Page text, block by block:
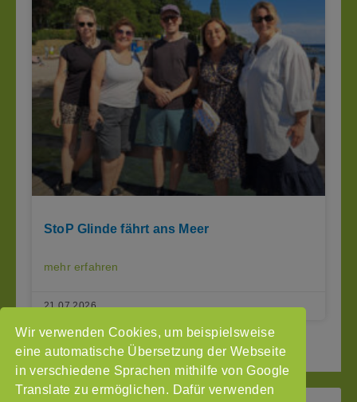
StoP Glinde fährt ans Meer
mehr erfahren
21.07.2026
« Seite zurück 1 2 3 Seite vor »
Wir verwenden Cookies, um beispielsweise
eine automatische Übersetzung der Webseite
in verschiedene Sprachen mithilfe von Google
Translate zu ermöglichen. Dafür verwenden